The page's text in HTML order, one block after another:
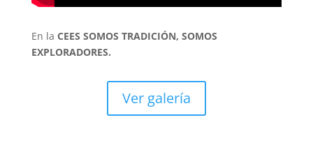
En la CEES SOMOS TRADICIÓN, SOMOS
EXPLORADORES.
Ver galería